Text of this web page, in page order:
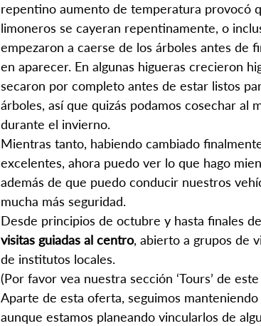
repentino aumento de temperatura provocó
limoneros se cayeran repentinamente, o
empezaron a caerse de los árboles antes de
en aparecer. En algunas higueras crecieron
secaron por completo antes de estar listos
árboles, así que quizás podamos cosechar al
durante el invierno.
Mientras tanto, habiendo cambiado
excelentes, ahora puedo ver lo que hago
además de que puedo conducir nuestros
mucha más seguridad.
Desde principios de octubre y hasta finales
visitas guiadas al centro, abierto a grupos de
de institutos locales.
(Por favor vea nuestra sección ‘Tours’ de
Aparte de esta oferta, seguimos
aunque estamos planeando vincularlos de